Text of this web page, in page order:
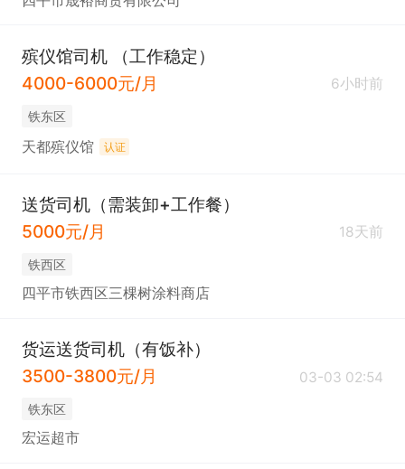
殡仪馆司机 （工作稳定）
4000-6000元/月
6小时前
铁东区
天都殡仪馆 认证
送货司机（需装卸+工作餐）
5000元/月
18天前
铁西区
四平市铁西区三棵树涂料商店
货运送货司机（有饭补）
3500-3800元/月
03-03 02:54
铁东区
宏运超市